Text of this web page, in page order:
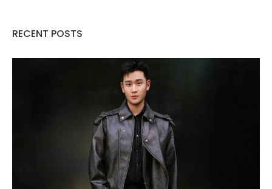
RECENT POSTS